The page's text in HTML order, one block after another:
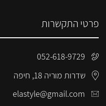
פרטי התקשרות
052-618-9729
שדרות מוריה 18, חיפה
elastyle@gmail.com